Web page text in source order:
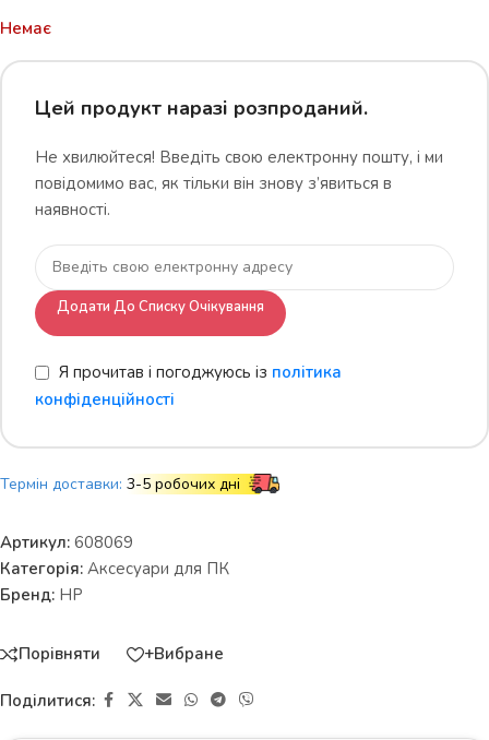
Немає
Цей продукт наразі розпроданий.
Не хвилюйтеся! Введіть свою електронну пошту, і ми
повідомимо вас, як тільки він знову з’явиться в
наявності.
Додати До Списку Очікування
Я прочитав і погоджуюсь із політика
конфіденційності
Термін доставки: 3-5 робочих дні
Артикул: 608069
Категорія: Аксесуари для ПК
Бренд: HP
Порівняти +Вибране
Поділитися: